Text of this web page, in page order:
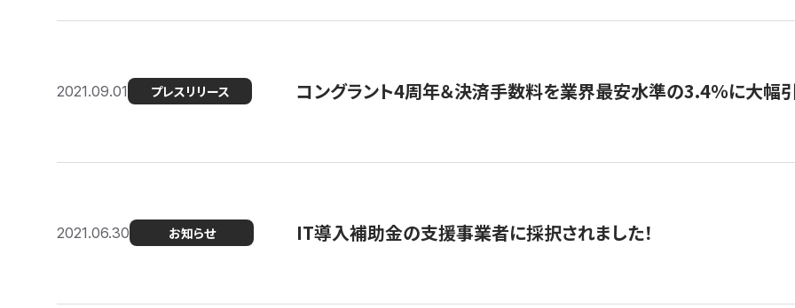
2021.09.01 プレスリリース コングラント4周年＆決済手数料を業界最安水準の3.4％に大幅
2021.06.30 お知らせ IT導入補助金の支援事業者に採択されました！